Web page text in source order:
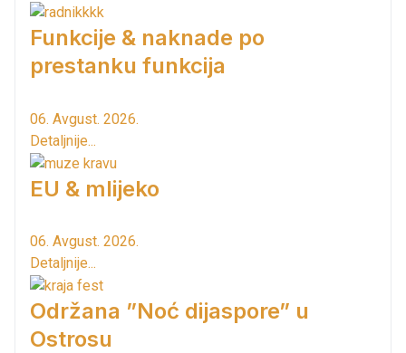
Funkcije & naknade po
prestanku funkcija
06. Avgust. 2026.
Detaljnije...
EU & mlijeko
06. Avgust. 2026.
Detaljnije...
Održana ”Noć dijaspore” u
Ostrosu